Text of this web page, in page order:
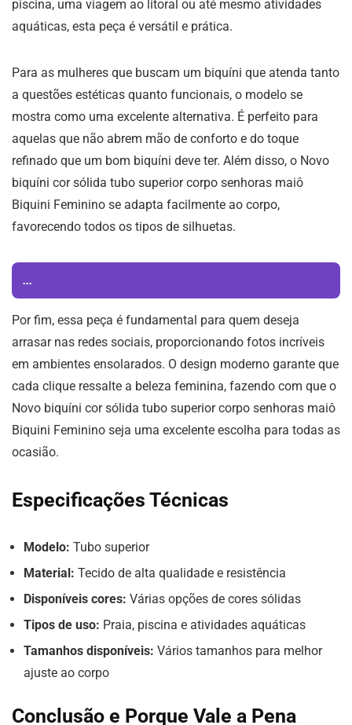
piscina, uma viagem ao litoral ou até mesmo atividades
aquáticas, esta peça é versátil e prática.
Para as mulheres que buscam um biquíni que atenda tanto
a questões estéticas quanto funcionais, o modelo se
mostra como uma excelente alternativa. É perfeito para
aquelas que não abrem mão de conforto e do toque
refinado que um bom biquíni deve ter. Além disso, o Novo
biquíni cor sólida tubo superior corpo senhoras maiô
Biquini Feminino se adapta facilmente ao corpo,
favorecendo todos os tipos de silhuetas.
...
Por fim, essa peça é fundamental para quem deseja
arrasar nas redes sociais, proporcionando fotos incríveis
em ambientes ensolarados. O design moderno garante que
cada clique ressalte a beleza feminina, fazendo com que o
Novo biquíni cor sólida tubo superior corpo senhoras maiô
Biquini Feminino seja uma excelente escolha para todas as
ocasião.
Especificações Técnicas
Modelo: Tubo superior
Material: Tecido de alta qualidade e resistência
Disponíveis cores: Várias opções de cores sólidas
Tipos de uso: Praia, piscina e atividades aquáticas
Tamanhos disponíveis: Vários tamanhos para melhor
ajuste ao corpo
Conclusão e Porque Vale a Pena